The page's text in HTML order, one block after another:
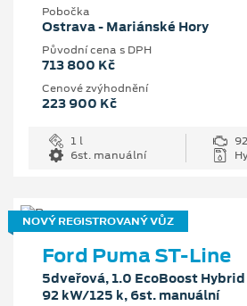
Pobočka
Ostrava - Mariánské Hory
Původní cena s DPH
713 800 Kč
Cenové zvýhodnění
223 900 Kč
1 l
6st. manuální
NOVÝ REGISTROVANÝ VŮZ
Ford Puma ST-Line
5dveřová, 1.0 EcoBoost
92 kW/125 k, 6st. manuální